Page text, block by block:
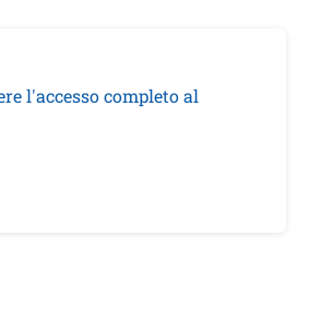
l'accesso completo al